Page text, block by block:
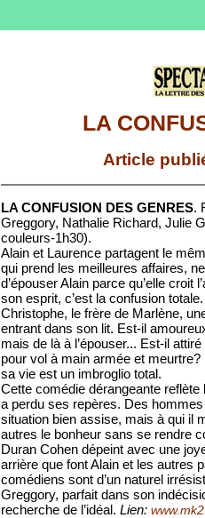
LA
Article
LA CONFUSION DES GENRES.
Greggory, Nathalie Richard, Julie
couleurs-1h30).
Alain et Laurence partagent le
qui prend les meilleures affaires,
d’épouser Alain parce qu’elle croit
son esprit, c’est la confusion
Christophe, le frère de Marlène,
entrant dans son lit. Est-il
mais de là à l’épouser... Est-il
pour vol à main armée et
sa vie est un imbroglio total.
Cette comédie dérangeante reflète
a perdu ses repères. Des
situation bien assise, mais à qui il
autres le bonheur sans se rendre
Duran Cohen dépeint avec une
arrière que font Alain et les autres
comédiens sont d’un naturel
Greggory, parfait dans son
recherche de l’idéal. Lien: